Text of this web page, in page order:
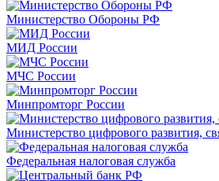
Министерство Обороны РФ
МИД России
МЧС России
Минпромторг России
Министерство цифрового развития,
Федеральная налоговая служба